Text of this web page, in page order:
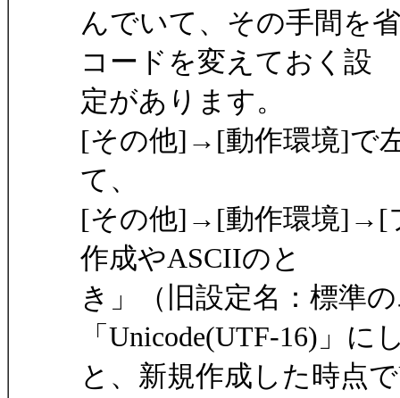
んでいて、その手間を
コードを変えておく設
定があります。
[その他]→[動作環境]で
て、
[その他]→[動作環境]→[
作成やASCIIのと
き」（旧設定名：標準
「Unicode(UTF-16)」に
と、新規作成した時点